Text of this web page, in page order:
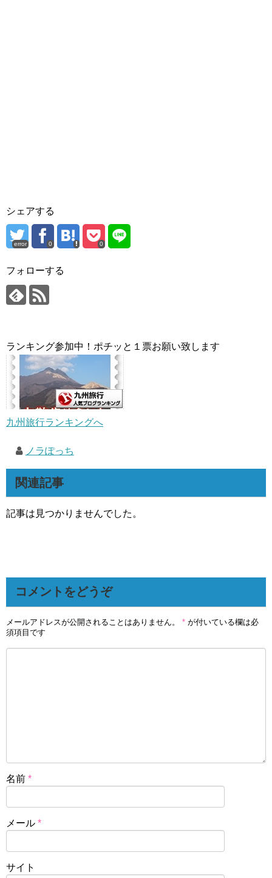
シェアする
error 0 0
フォローする
ランキング参加中！ポチッと１票お願い致します
九州旅行ランキングへ
ノラぽっち
関連記事
記事は見つかりませんでした。
コメントをどうぞ
メールアドレスが公開されることはありません。 * が付いている欄は必
須項目です
名前 *
メール *
サイト